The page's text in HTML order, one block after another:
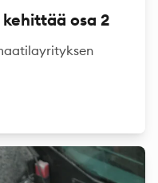
osa 2